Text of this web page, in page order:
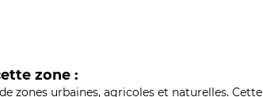
zone :
zones urbaines, agricoles et naturelles. Cette